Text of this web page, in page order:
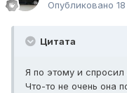
Опубликовано
Цитата
Я по этому и спросил
Что-то не очень она